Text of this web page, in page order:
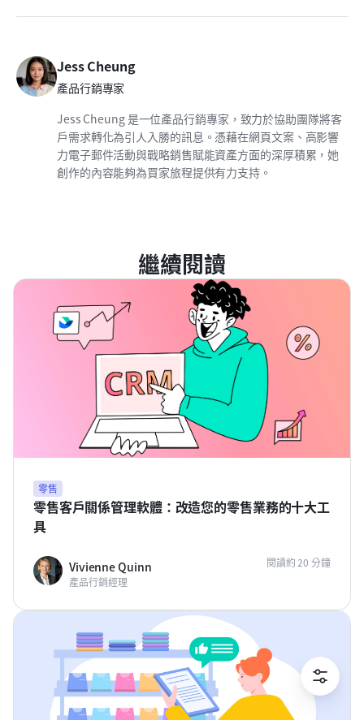
Jess Cheung
產品行銷專家
Jess Cheung 是一位產品行銷專家，致力於協助團隊將客
戶需求轉化為引人入勝的訊息。憑藉在網頁文案、高影響
力電子郵件活動與戰略銷售賦能資產方面的深厚積累，她
創作的內容能夠為買家旅程提供有力支持。
繼續閱讀
零售
零售客戶關係管理軟體：改造您的零售業務的十大工
具
Vivienne Quinn
產品行銷經理
閱讀約 20 分鐘